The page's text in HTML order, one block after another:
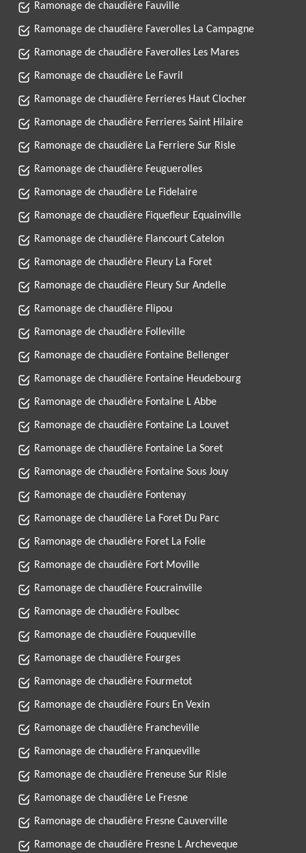
Ramonage de chaudière Fauville
Ramonage de chaudière Faverolles La Campagne
Ramonage de chaudière Faverolles Les Mares
Ramonage de chaudière Le Favril
Ramonage de chaudière Ferrieres Haut Clocher
Ramonage de chaudière Ferrieres Saint Hilaire
Ramonage de chaudière La Ferriere Sur Risle
Ramonage de chaudière Feuguerolles
Ramonage de chaudière Le Fidelaire
Ramonage de chaudière Fiquefleur Equainville
Ramonage de chaudière Flancourt Catelon
Ramonage de chaudière Fleury La Foret
Ramonage de chaudière Fleury Sur Andelle
Ramonage de chaudière Flipou
Ramonage de chaudière Folleville
Ramonage de chaudière Fontaine Bellenger
Ramonage de chaudière Fontaine Heudebourg
Ramonage de chaudière Fontaine L Abbe
Ramonage de chaudière Fontaine La Louvet
Ramonage de chaudière Fontaine La Soret
Ramonage de chaudière Fontaine Sous Jouy
Ramonage de chaudière Fontenay
Ramonage de chaudière La Foret Du Parc
Ramonage de chaudière Foret La Folie
Ramonage de chaudière Fort Moville
Ramonage de chaudière Foucrainville
Ramonage de chaudière Foulbec
Ramonage de chaudière Fouqueville
Ramonage de chaudière Fourges
Ramonage de chaudière Fourmetot
Ramonage de chaudière Fours En Vexin
Ramonage de chaudière Francheville
Ramonage de chaudière Franqueville
Ramonage de chaudière Freneuse Sur Risle
Ramonage de chaudière Le Fresne
Ramonage de chaudière Fresne Cauverville
Ramonage de chaudière Fresne L Archeveque